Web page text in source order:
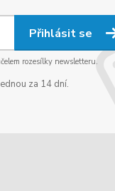
Přihlásit se
rozesílky newsletteru.
za 14 dní.